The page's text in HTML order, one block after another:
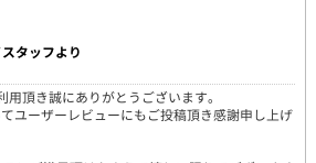
タッフより
用頂き誠にありがとうございます。
ユーザーレビューにもご投稿頂き感謝申し上げ